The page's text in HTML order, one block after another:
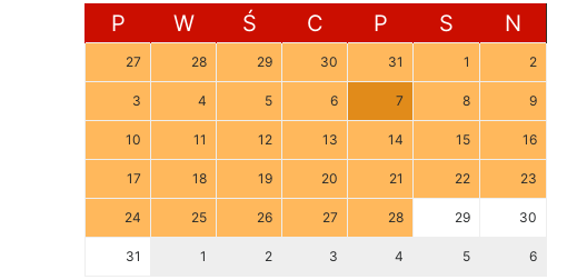
P W Ś C P S N
27 28 29 30 31 1 2
3 4 5 6 7 8 9
10 11 12 13 14 15 16
17 18 19 20 21 22 23
24 25 26 27 28 29 30
31 1 2 3 4 5 6